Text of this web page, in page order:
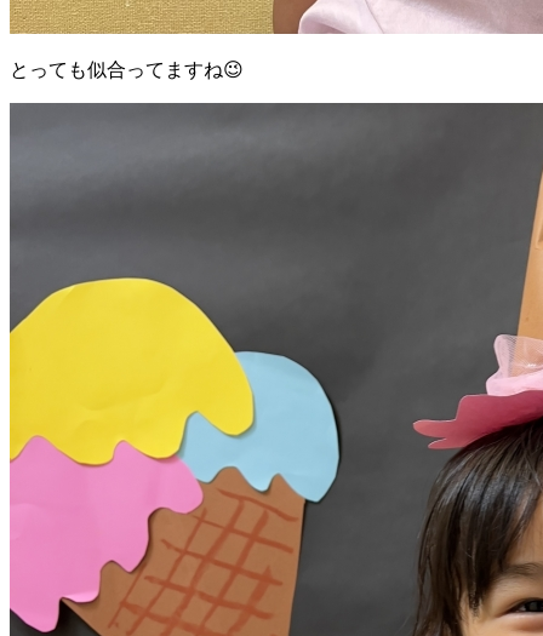
とっても似合ってますね😉